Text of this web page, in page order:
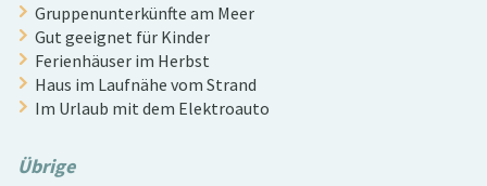
Gruppenunterkünfte am Meer
Gut geeignet für Kinder
Ferienhäuser im Herbst
Haus im Laufnähe vom Strand
Im Urlaub mit dem Elektroauto
Übrige